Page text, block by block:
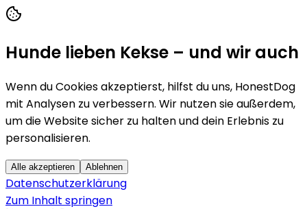
Hunde lieben Kekse – und wir auch
Wenn du Cookies akzeptierst, hilfst du uns, HonestDog
mit Analysen zu verbessern. Wir nutzen sie außerdem,
um die Website sicher zu halten und dein Erlebnis zu
personalisieren.
Alle akzeptieren Ablehnen
Datenschutzerklärung
Zum Inhalt springen